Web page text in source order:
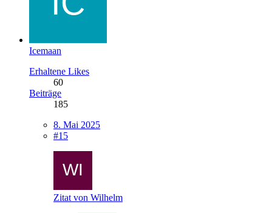
Icemaan
Erhaltene Likes
60
Beiträge
185
8. Mai 2025
#15
Zitat von Wilhelm